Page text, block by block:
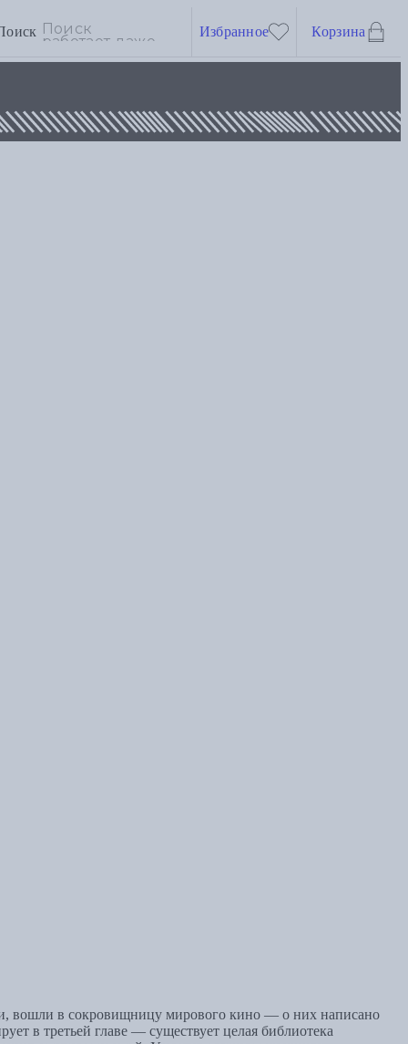
Избранное Корзина
вошли в сокровищницу мирового кино — о них написано
в третьей главе — существует целая библиотека